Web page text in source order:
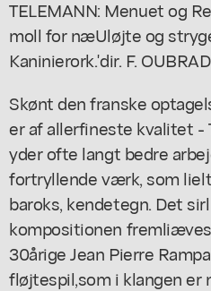
TELEMANN: Menuet og
moll for næUløjte og
Kaninierork.'dir. F.
Skønt den franske
er af allerfineste kvalitet -
yder ofte langt bedre
fortryllende værk, som
baroks, kendetegn. Det
kompositionen
30årige Jean Pierre
fløjtespil,som i klangen